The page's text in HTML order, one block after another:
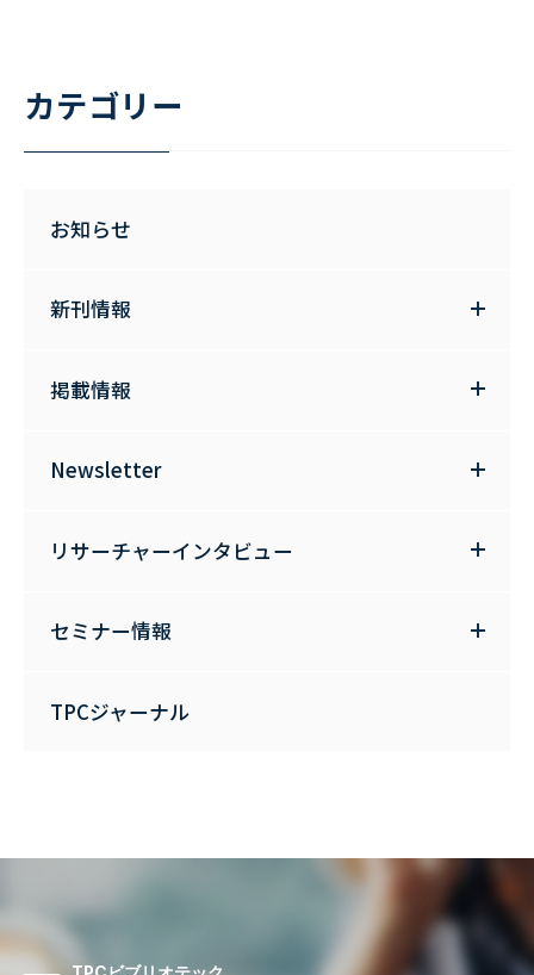
カテゴリー
お知らせ
新刊情報
掲載情報
Newsletter
リサーチャーインタビュー
セミナー情報
TPCジャーナル